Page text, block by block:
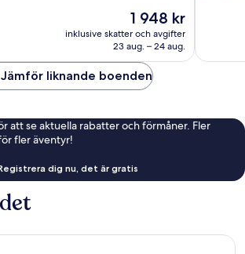
Priset
är
1 948 kr
1 948 kr
inklusive skatter och avgifter
23 aug. – 24 aug.
Jämför liknande boenden
att se aktuella rabatter och förmåner. Fler
fler äventyr!
dig nu, det är gratis